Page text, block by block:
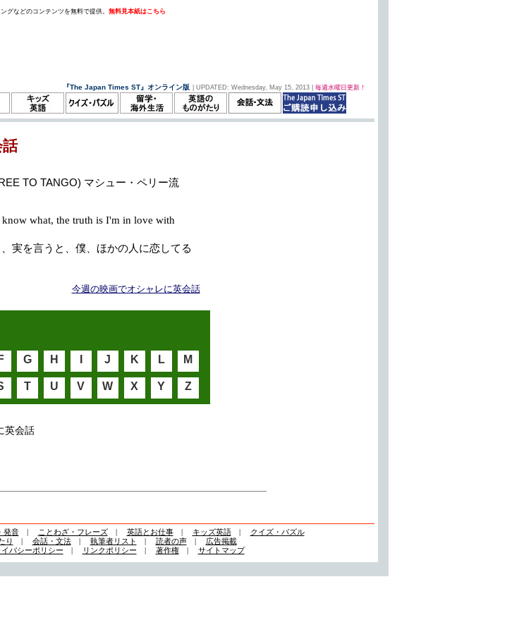
グなどのコンテンツを無料で提供。 無料見本紙はこちら
『The Japan Times ST』オンライン版 | UPDATED: Wednesday, May 15, 2013 | 毎週水曜日更新！
TO TANGO) マシュー・ペリー流
what, the truth is I'm in love with
実を言うと、僕、ほかの人に恋してる
今週の映画でオシャレに英会話
F G H J K L M
T U V W X Y Z
英会話
発音| ことわざ・フレーズ| 英語とお仕事| キッズ英語|
クイズ・パズル
り | 会話・文法| 執筆者リスト | 読者の声|
広告掲載
イバシーポリシー | リンクポリシー | 著作権| サイトマップ